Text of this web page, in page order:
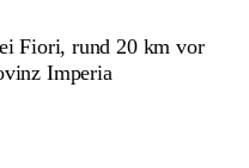
Fiori, rund 20 km vor
Imperia